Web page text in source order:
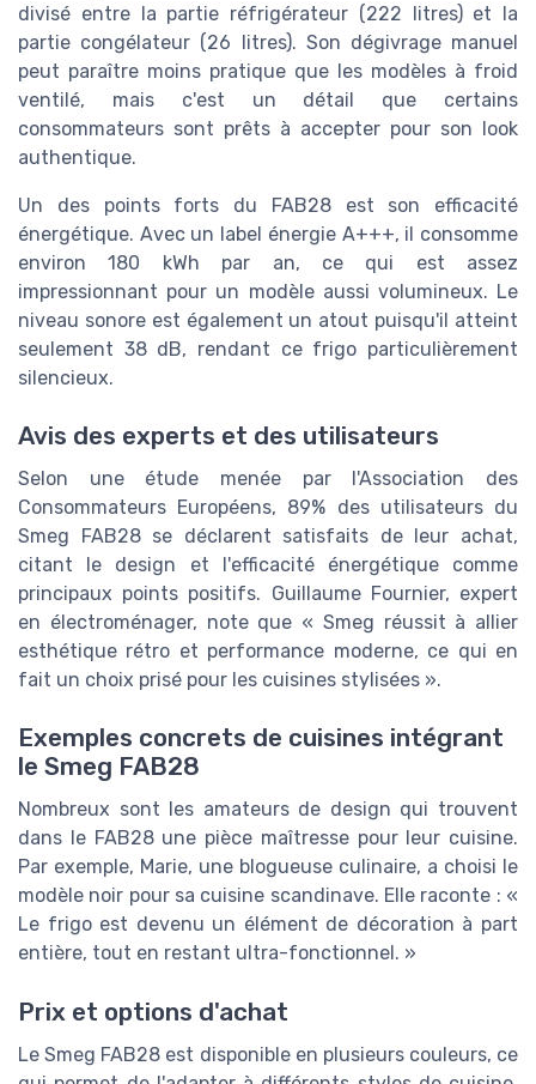
divisé entre la partie réfrigérateur (222 litres) et la
partie congélateur (26 litres). Son dégivrage manuel
peut paraître moins pratique que les modèles à froid
ventilé, mais c'est un détail que certains
consommateurs sont prêts à accepter pour son look
authentique.
Un des points forts du FAB28 est son efficacité
énergétique. Avec un label énergie A+++, il consomme
environ 180 kWh par an, ce qui est assez
impressionnant pour un modèle aussi volumineux. Le
niveau sonore est également un atout puisqu'il atteint
seulement 38 dB, rendant ce frigo particulièrement
silencieux.
Avis des experts et des utilisateurs
Selon une étude menée par l'Association des
Consommateurs Européens, 89% des utilisateurs du
Smeg FAB28 se déclarent satisfaits de leur achat,
citant le design et l'efficacité énergétique comme
principaux points positifs. Guillaume Fournier, expert
en électroménager, note que « Smeg réussit à allier
esthétique rétro et performance moderne, ce qui en
fait un choix prisé pour les cuisines stylisées ».
Exemples concrets de cuisines intégrant
le Smeg FAB28
Nombreux sont les amateurs de design qui trouvent
dans le FAB28 une pièce maîtresse pour leur cuisine.
Par exemple, Marie, une blogueuse culinaire, a choisi le
modèle noir pour sa cuisine scandinave. Elle raconte : «
Le frigo est devenu un élément de décoration à part
entière, tout en restant ultra-fonctionnel. »
Prix et options d'achat
Le Smeg FAB28 est disponible en plusieurs couleurs, ce